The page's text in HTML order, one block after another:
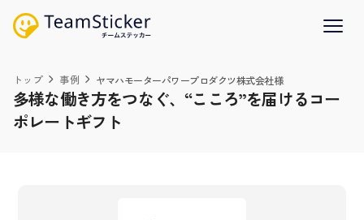
トップ 事例 ヤマハモーターパワープロダクツ株式会社様
多様な働き方をつなぐ、“こころ”を届けるコー
ポレートギフト